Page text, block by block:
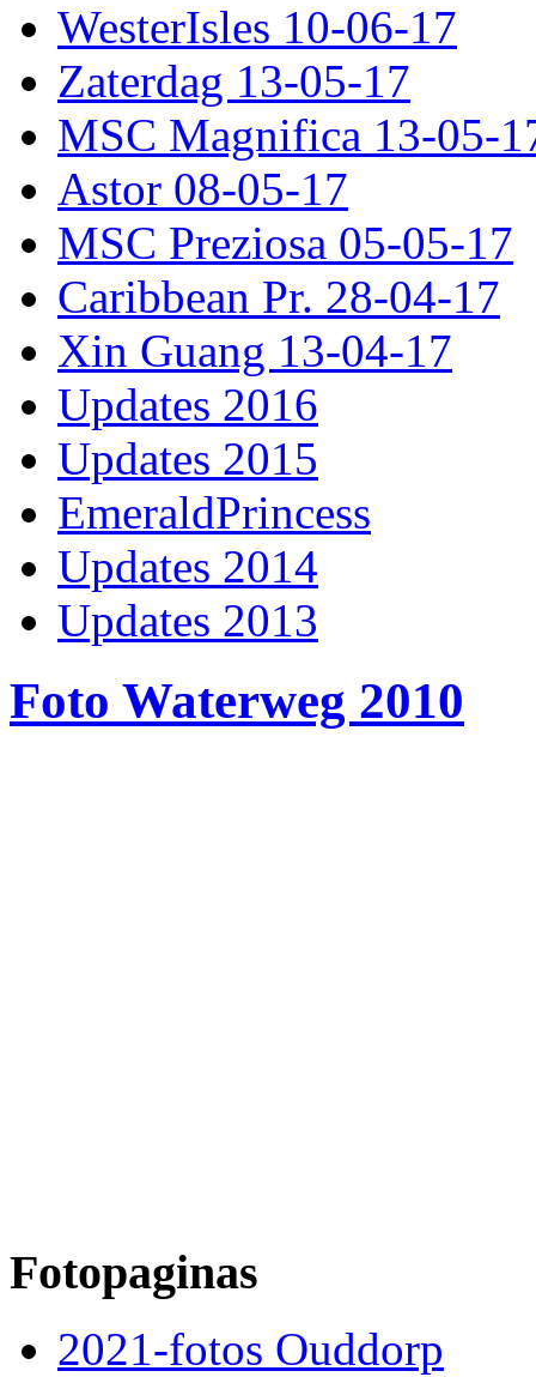
WesterIsles 10-06-17
Zaterdag 13-05-17
MSC Magnifica 13-05-
Astor 08-05-17
MSC Preziosa 05-05-17
Caribbean Pr. 28-04-17
Xin Guang 13-04-17
Updates 2016
Updates 2015
EmeraldPrincess
Updates 2014
Updates 2013
Foto Waterweg 2010
Fotopaginas
2021-fotos Ouddorp